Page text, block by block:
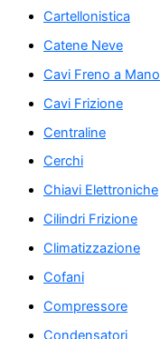
Cartellonistica
Catene Neve
Cavi Freno a Mano
Cavi Frizione
Centraline
Cerchi
Chiavi Elettroniche
Cilindri Frizione
Climatizzazione
Cofani
Compressore
Condensatori